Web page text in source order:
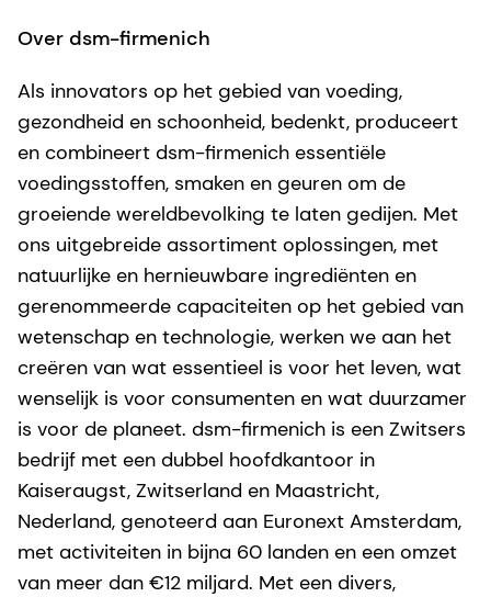
Over dsm-firmenich
Als innovators op het gebied van voeding,
gezondheid en schoonheid, bedenkt, produceert
en combineert dsm-firmenich essentiële
voedingsstoffen, smaken en geuren om de
groeiende wereldbevolking te laten gedijen. Met
ons uitgebreide assortiment oplossingen, met
natuurlijke en hernieuwbare ingrediënten en
gerenommeerde capaciteiten op het gebied van
wetenschap en technologie, werken we aan het
creëren van wat essentieel is voor het leven, wat
wenselijk is voor consumenten en wat duurzamer
is voor de planeet. dsm-firmenich is een Zwitsers
bedrijf met een dubbel hoofdkantoor in
Kaiseraugst, Zwitserland en Maastricht,
Nederland, genoteerd aan Euronext Amsterdam,
met activiteiten in bijna 60 landen en een omzet
van meer dan €12 miljard. Met een divers,